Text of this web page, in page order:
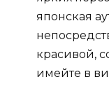
японская
красивой,
имейте в